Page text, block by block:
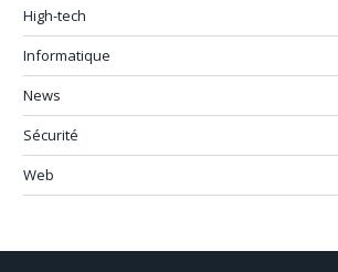
High-tech
Informatique
News
Sécurité
Web